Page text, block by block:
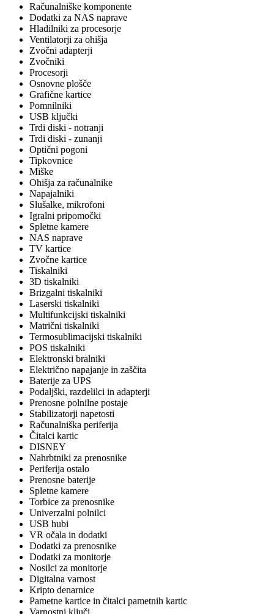
Računalniške komponente
Dodatki za NAS naprave
Hladilniki za procesorje
Ventilatorji za ohišja
Zvočni adapterji
Zvočniki
Procesorji
Osnovne plošče
Grafične kartice
Pomnilniki
USB ključki
Trdi diski - notranji
Trdi diski - zunanji
Optični pogoni
Tipkovnice
Miške
Ohišja za računalnike
Napajalniki
Slušalke, mikrofoni
Igralni pripomočki
Spletne kamere
NAS naprave
TV kartice
Zvočne kartice
Tiskalniki
3D tiskalniki
Brizgalni tiskalniki
Laserski tiskalniki
Multifunkcijski tiskalniki
Matrični tiskalniki
Termosublimacijski tiskalniki
POS tiskalniki
Elektronski bralniki
Električno napajanje in zaščita
Baterije za UPS
Podaljški, razdelilci in adapterji
Prenosne polnilne postaje
Stabilizatorji napetosti
Računalniška periferija
Čitalci kartic
DISNEY
Nahrbtniki za prenosnike
Periferija ostalo
Prenosne baterije
Spletne kamere
Torbice za prenosnike
Univerzalni polnilci
USB hubi
VR očala in dodatki
Dodatki za prenosnike
Dodatki za monitorje
Nosilci za monitorje
Digitalna varnost
Kripto denarnice
Pametne kartice in čitalci pametnih kartic
Varnostni ključi